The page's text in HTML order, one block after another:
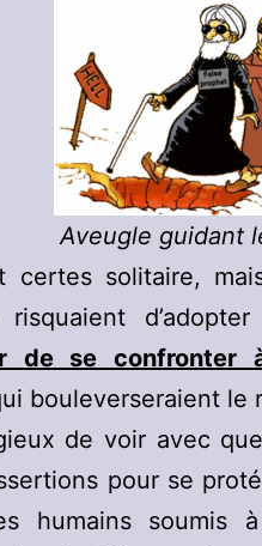
Aveugle guidant
certes solitaire,
risquaient
de se confronter
bouleverseraient le
de voir avec
pour se
humains soumis